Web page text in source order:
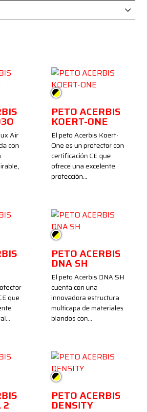
Air
con
Negro/Amarillo
PETO ACERBIS
KOERT-ONE
El peto Acerbis Koert-
One es un protector con
certificación CE que
ofrece una excelente
protección…
que
Negro/Amarillo
PETO ACERBIS
DNA SH
El peto Acerbis DNA SH
cuenta con una
innovadora estructura
multicapa de materiales
blandos con…
2
Negro/Amarillo
PETO ACERBIS
DENSITY